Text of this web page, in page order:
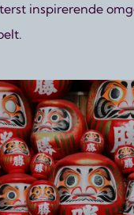
inspirerende